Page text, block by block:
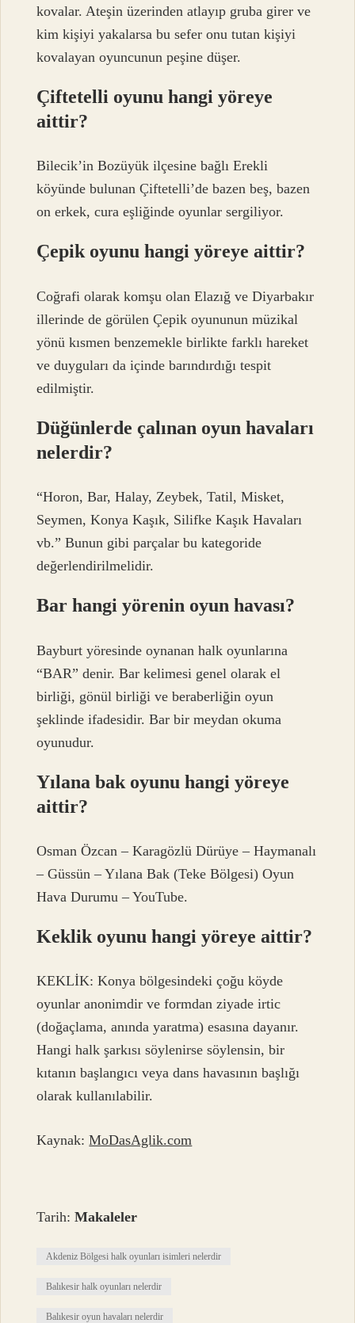
kovalar. Ateşin üzerinden atlayıp gruba girer ve
kim kişiyi yakalarsa bu sefer onu tutan kişiyi
kovalayan oyuncunun peşine düşer.
Çiftetelli oyunu hangi yöreye
aittir?
Bilecik’in Bozüyük ilçesine bağlı Erekli
köyünde bulunan Çiftetelli’de bazen beş, bazen
on erkek, cura eşliğinde oyunlar sergiliyor.
Çepik oyunu hangi yöreye aittir?
Coğrafi olarak komşu olan Elazığ ve Diyarbakır
illerinde de görülen Çepik oyununun müzikal
yönü kısmen benzemekle birlikte farklı hareket
ve duyguları da içinde barındırdığı tespit
edilmiştir.
Düğünlerde çalınan oyun havaları
nelerdir?
“Horon, Bar, Halay, Zeybek, Tatil, Misket,
Seymen, Konya Kaşık, Silifke Kaşık Havaları
vb.” Bunun gibi parçalar bu kategoride
değerlendirilmelidir.
Bar hangi yörenin oyun havası?
Bayburt yöresinde oynanan halk oyunlarına
“BAR” denir. Bar kelimesi genel olarak el
birliği, gönül birliği ve beraberliğin oyun
şeklinde ifadesidir. Bar bir meydan okuma
oyunudur.
Yılana bak oyunu hangi yöreye
aittir?
Osman Özcan – Karagözlü Dürüye – Haymanalı
– Güssün – Yılana Bak (Teke Bölgesi) Oyun
Hava Durumu – YouTube.
Keklik oyunu hangi yöreye aittir?
KEKLİK: Konya bölgesindeki çoğu köyde
oyunlar anonimdir ve formdan ziyade irtic
(doğaçlama, anında yaratma) esasına dayanır.
Hangi halk şarkısı söylenirse söylensin, bir
kıtanın başlangıcı veya dans havasının başlığı
olarak kullanılabilir.
Kaynak:MoDasAglik.com
Tarih:Makaleler
Akdeniz Bölgesi halk oyunları isimleri nelerdir
Balıkesir halk oyunları nelerdir
Balıkesir oyun havaları nelerdir